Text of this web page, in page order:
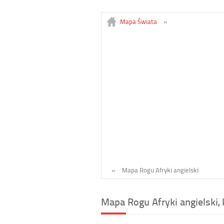
Mapa Świata »
» Mapa Rogu Afryki angielski
Mapa Rogu Afryki